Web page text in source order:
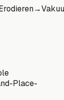
→
Place-